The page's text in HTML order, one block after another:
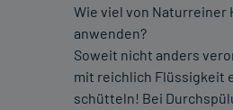
Wie viel von Naturreiner
anwenden?
Soweit nicht anders
mit reichlich Flüssigkeit
schütteln! Bei